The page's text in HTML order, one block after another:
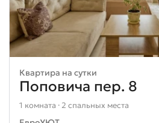
Квартира на сутки
Поповича пер. 8
1 комната · 2 спальных места